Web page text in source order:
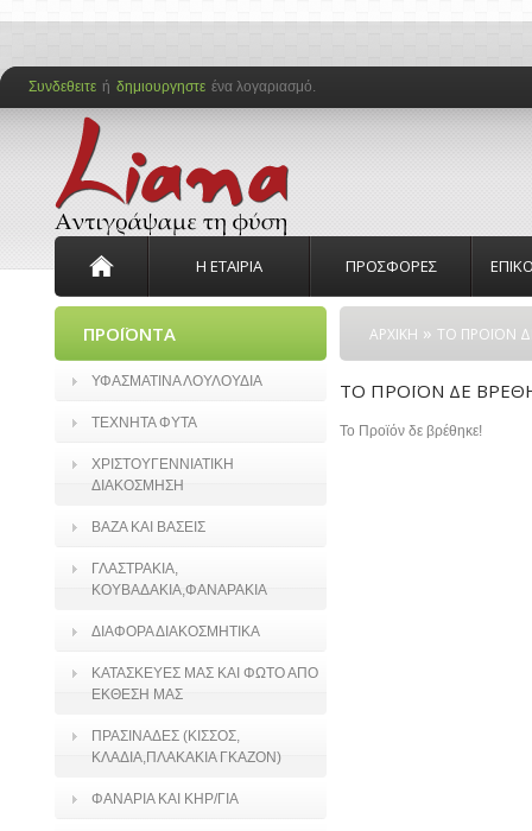
Συνδεθειτε ή δημιουργηστε ένα λογαριασμό.
Η ΕΤΑΙΡΙΑ ΠΡΟΣΦΟΡΕΣ
ΠΡΟΪΟΝΤΑ
ΥΦΑΣΜΑΤΙΝΑ ΛΟΥΛΟΥΔΙΑ
ΤΕΧΝΗΤΑ ΦΥΤΑ
ΧΡΙΣΤΟΥΓΕΝΝΙΑΤΙΚΗ
ΔΙΑΚΟΣΜΗΣΗ
ΒΑΖΑ ΚΑΙ ΒΑΣΕΙΣ
ΓΛΑΣΤΡΑΚΙΑ,
ΚΟΥΒΑΔΑΚΙΑ,ΦΑΝΑΡΑΚΙΑ
ΔΙΑΦΟΡΑ ΔΙΑΚΟΣΜΗΤΙΚΑ
ΚΑΤΑΣΚΕΥΕΣ ΜΑΣ ΚΑΙ ΦΩΤΟ ΑΠΟ
ΕΚΘΕΣΗ ΜΑΣ
ΠΡΑΣΙΝΑΔΕΣ (ΚΙΣΣΟΣ,
ΚΛΑΔΙΑ,ΠΛΑΚΑΚΙΑ ΓΚΑΖΟΝ)
ΦΑΝΑΡΙΑ ΚΑΙ ΚΗΡ/ΓΙΑ
ΑΡΧΙΚΗ » ΤΟ ΠΡΟΪΟΝ
ΤΟ ΠΡΟΪΟΝ ΔΕ
Το Προϊόν δε βρέθηκε!